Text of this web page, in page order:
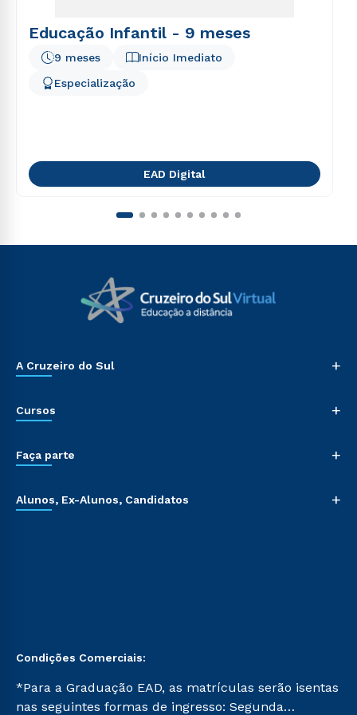
Educação Infantil - 9 meses
Início Imediato
9 meses
Especialização
EAD Digital
A Cruzeiro do Sul +
Cursos +
Faça parte +
Alunos, Ex-Alunos, Candidatos +
Condições Comerciais:
*Para a Graduação EAD, as matrículas serão isentas
nas seguintes formas de ingresso: Segunda